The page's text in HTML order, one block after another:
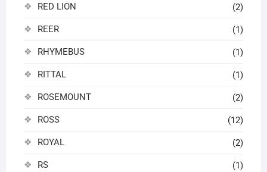
RED LION (2)
REER (1)
RHYMEBUS (1)
RITTAL (1)
ROSEMOUNT (2)
ROSS (12)
ROYAL (2)
RS (1)